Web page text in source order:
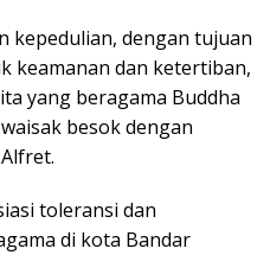
kepedulian, dengan tujuan
keamanan dan ketertiban,
yang beragama Buddha
besok dengan
toleransi dan
di kota Bandar